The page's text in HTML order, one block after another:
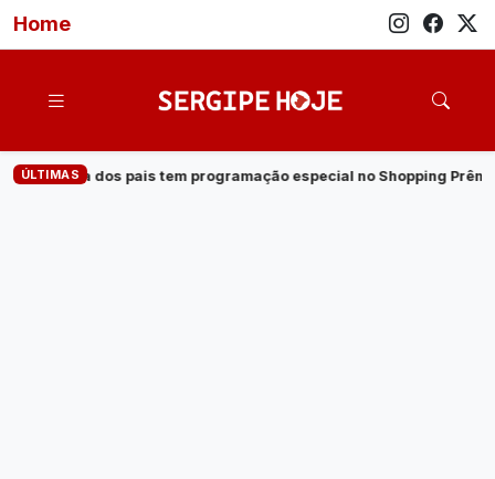
Home
ÚLTIMASespecial no Shopping Prêmio · Veja quem são os